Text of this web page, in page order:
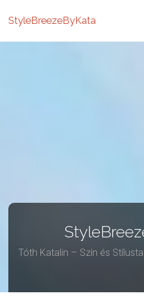
StyleBreezeByKata
Tóth Katalin – Szín és